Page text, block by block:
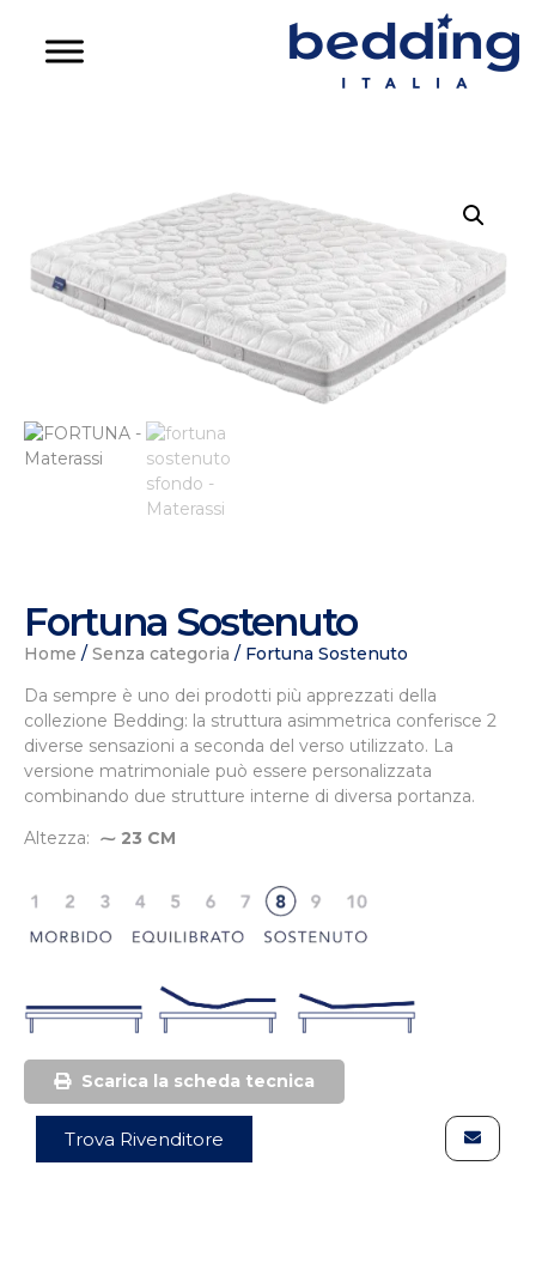
Fortuna Sostenuto
Home / Senza categoria / Fortuna Sostenuto
Da sempre è uno dei prodotti più apprezzati della
collezione Bedding: la struttura asimmetrica conferisce 2
diverse sensazioni a seconda del verso utilizzato. La
versione matrimoniale può essere personalizzata
combinando due strutture interne di diversa portanza.
Altezza: ⁓ 23 CM
Scarica la scheda tecnica
Trova Rivenditore